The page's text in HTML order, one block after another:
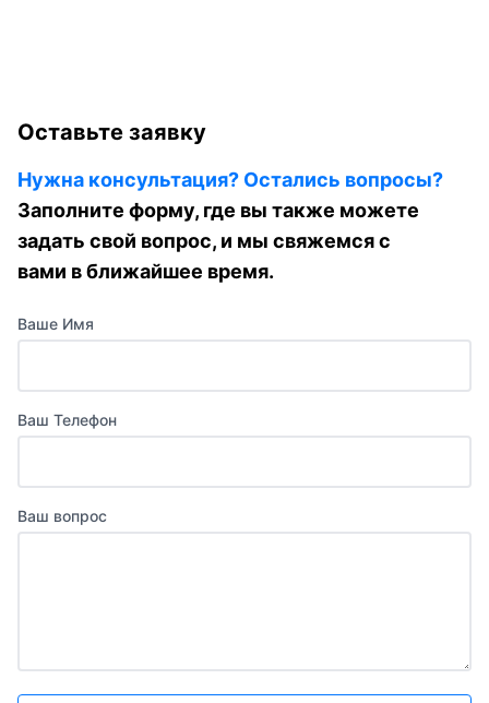
Оставьте заявку
Нужна консультация? Остались вопросы?
Заполните форму, где вы также можете
задать свой вопрос, и мы свяжемся с
вами в ближайшее время.
Ваше Имя
Ваш Телефон
Ваш вопрос